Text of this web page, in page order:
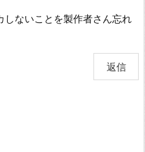
しないことを製作者さん忘れ
返信